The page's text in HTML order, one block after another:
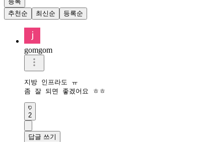
추천순
최신순 등록순
gomgom
지방 인프라도 ㅠ
좀 잘 되면 좋겠어요 ㅎㅎ
2
답글 쓰기